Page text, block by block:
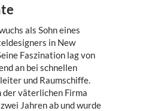
als Sohn eines
in New
Faszination lag von
an bei schnellen
und Raumschiffe.
der väterlichen Firma
Jahren ab und wurde